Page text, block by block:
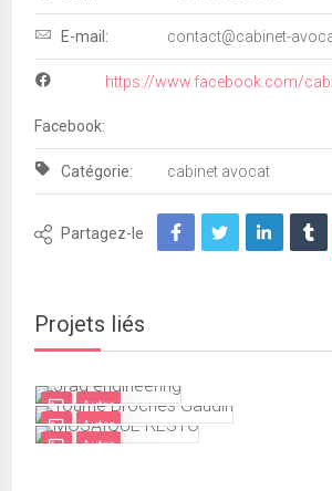
E-mail: contact@cabinet-
Facebook:
https://www.facebook.com/
Catégorie: cabinet avocat
Partagez-le
Projets liés
Autre
Autre
Autre